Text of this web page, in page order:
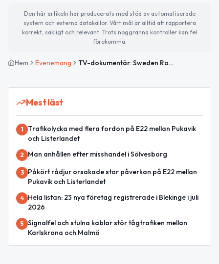
Den här artikeln har producerats med stöd av automatiserade
system och externa datakällor. Vårt mål är alltid att rapportera
korrekt, sakligt och relevant. Trots noggranna kontroller kan fel
förekomma.
Hem Evenemang TV-dokumentär: Sweden Rock och festivalgeneralen
Mest läst
1
Trafikolycka med flera fordon på E22 mellan Pukavik
och Listerlandet
2 Man anhållen efter misshandel i Sölvesborg
3
Påkört rådjur orsakade stor påverkan på E22 mellan
Pukavik och Listerlandet
4
Hela listan: 23 nya företag registrerade i Blekinge i juli
2026
5 Signalfel och stulna kablar stör tågtrafiken mellan
Karlskrona och Malmö